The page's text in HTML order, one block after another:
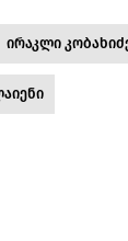
ირაკლი